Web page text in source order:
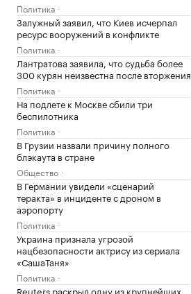
Политика
Залужный заявил, что Киев исчерпал
ресурс вооружений в конфликте
Политика
Лантратова заявила, что судьба более
300 курян неизвестна после вторжения
Политика
На подлете к Москве сбили три
беспилотника
Политика
В Грузии назвали причину полного
блэкаута в стране
Общество
В Германии увидели «сценарий
теракта» в инциденте с дроном в
аэропорту
Политика
Украина признала угрозой
нацбезопасности актрису из сериала
«СашаТаня»
Политика
Reuters раскрыл одну из крупнейших